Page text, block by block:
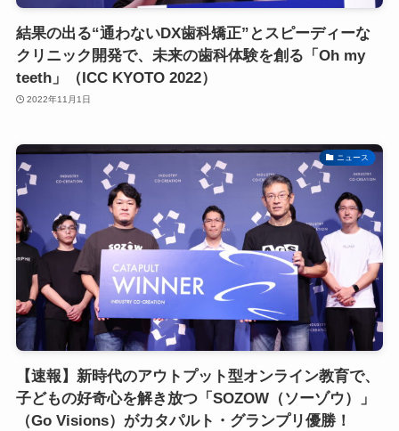
結果の出る“通わないDX歯科矯正”とスピーディーな
クリニック開発で、未来の歯科体験を創る「Oh my
teeth」（ICC KYOTO 2022）
2022年11月1日
ニュース
【速報】新時代のアウトプット型オンライン教育で、
子どもの好奇心を解き放つ「SOZOW（ソーゾウ）」
（Go Visions）がカタパルト・グランプリ優勝！